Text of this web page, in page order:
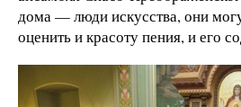
дома — люди искусства, они
оценить и красоту пения, и его